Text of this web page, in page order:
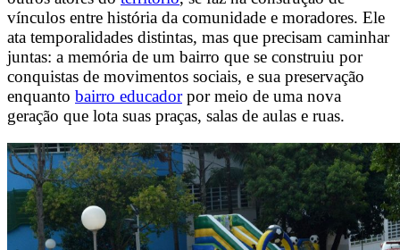
vínculos entre história da comunidade e moradores. Ele
ata temporalidades distintas, mas que precisam caminhar
juntas: a memória de um bairro que se construiu por
conquistas de movimentos sociais, e sua preservação
enquanto bairro educadorpor meio de uma nova
geração que lota suas praças, salas de aulas e ruas.